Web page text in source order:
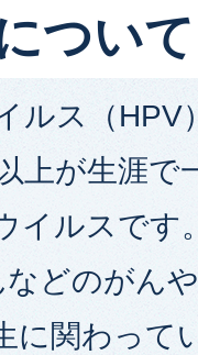
ついて
ルス（HPV
上が生涯で
イルスです
どのがん
に関わって